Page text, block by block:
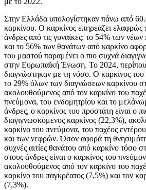
Στην Ελλάδα υπολογίστηκαν πάνω από
καρκίνου. Ο καρκίνος επηρεάζει ελαφρώς
άνδρες από τις γυναίκες: το 54% των
και το 56% των θανάτων από καρκίνο
του μαστού παραμένει ο πιο συχνά
στην Ευρωπαϊκή Ένωση. Το 2024, περίπου
διαγνώστηκαν με τη νόσο. Ο καρκίνος
το 29% όλων των διαγνώσεων καρκίνου
ακολουθούμενος από τον καρκίνο του
πνεύμονα, του ενδομητρίου και το
άνδρες, ο καρκίνος του προστάτη είναι ο
διαγιγνωσκόμενος καρκίνος (22,3%),
καρκίνο του πνεύμονα, του παχέος
και των νεφρών. Όσον αφορά τη
συχνές αιτίες θανάτου από καρκίνο τόσο
στους άνδρες είναι ο καρκίνος του
ακολουθούμενος από τον καρκίνο του
καρκίνο του παγκρέατος (7,5%) και τον
(7,3%).